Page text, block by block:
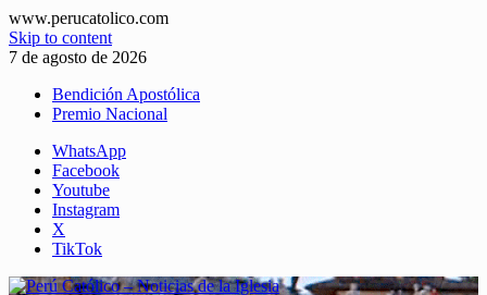
www.perucatolico.com
Skip to content
7 de agosto de 2026
Bendición Apostólica
Premio Nacional
WhatsApp
Facebook
Youtube
Instagram
X
TikTok